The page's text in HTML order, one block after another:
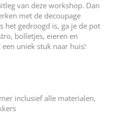
van deze workshop. Dan
met de decoupage
het gedroogd is, ga je de pot
bolletjes, eieren en
uniek stuk naar huis!
inclusief alle materialen,